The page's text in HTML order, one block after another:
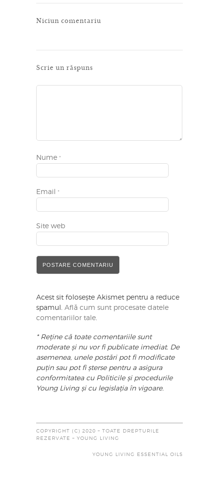
Niciun comentariu
Scrie un răspuns
Nume *
Email *
Site web
Acest sit folosește Akismet pentru a reduce
spamul. Află cum sunt procesate datele
comentariilor tale.
* Reține că toate comentariile sunt
moderate și nu vor fi publicate imediat. De
asemenea, unele postări pot fi modificate
puțin sau pot fi șterse pentru a asigura
conformitatea cu Politicile și procedurile
Young Living și cu legislația în vigoare.
COPYRIGHT (C) 2020 – TOATE DREPTURILE
REZERVATE – YOUNG LIVING
YOUNG LIVING ESSENTIAL OILS